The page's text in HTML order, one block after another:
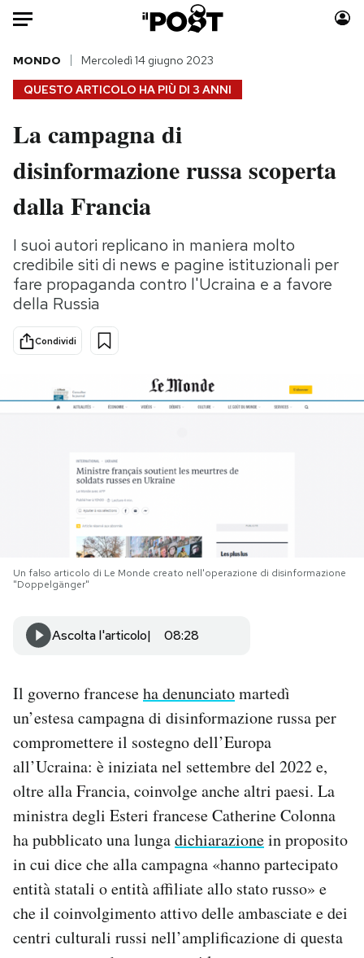
Auto
HOME
Italia
Politica
Tecnologia
Scienza
Economia
Sport
Consumismi
Media
Europa
PODCAST
I MIEI PREFERITI
Area Personale
Newsletter
Notifiche mobile
Regala il Post
Hai bisogno di aiuto?
QUESTO ARTICOLO HA PIÙ DI 3 ANNI
MONDO Mercoledì 14 giugno 2023
La campagna di
disinformazione russa scoperta
dalla Francia
I suoi autori replicano in maniera molto
credibile siti di news e pagine istituzionali per
fare propaganda contro l'Ucraina e a favore
della Russia
Condividi
Un falso articolo di Le Monde creato nell'operazione di disinformazione
"Doppelgänger"
Ascolta l'articolo 08:28
Il governo franceseha denunciatomartedì
un’estesa campagna di disinformazione russa per
compromettere il sostegno dell’Europa
all’Ucraina: è iniziata nel settembre del 2022 e,
oltre alla Francia, coinvolge anche altri paesi. La
ministra degli Esteri francese Catherine Colonna
ha pubblicato una lungadichiarazionein proposito
in cui dice che alla campagna «hanno partecipato
entità statali o entità affiliate allo stato russo» e
che il coinvolgimento attivo delle ambasciate e dei
centri culturali russi nell’amplificazione di questa